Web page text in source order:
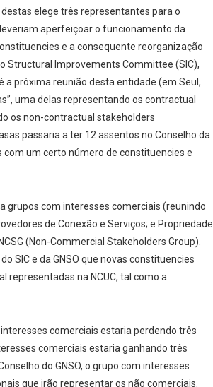
elege três representantes para o
aperfeiçoar o funcionamento da
e a consequente reorganização
Structural Improvements Committee (SIC),
a próxima reunião desta entidade (em Seul,
uma delas representando os contractual
os non-contractual stakeholders
passaria a ter 12 assentos no Conselho da
com um certo número de constituencies e
grupos com interesses comerciais (reunindo
de Conexão e Serviços; e Propriedade
(Non-Commercial Stakeholders Group).
SIC e da GNSO que novas constituencies
representadas na NCUC, tal como a
comerciais estaria perdendo três
comerciais estaria ganhando três
do GNSO, o grupo com interesses
que irão representar os não comerciais.